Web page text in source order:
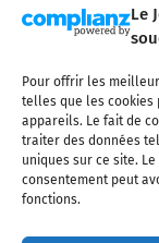
Le
Pour offrir les
telles que les cookies
appareils. Le fait de
traiter des données
uniques sur ce site.
consentement peut
fonctions.
Qui sommes-
Mentions légales